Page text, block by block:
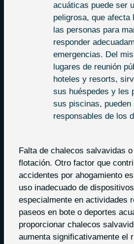
acuáticas puede ser
peligrosa, que afecta
las personas para
responder
emergencias. Del
lugares de reunión
hoteles y resorts,
sus huéspedes y les
sus piscinas, pueden
responsables de los
Falta de chalecos salvavidas
flotación. Otro factor que
accidentes por ahogamiento
uso inadecuado de
especialmente en actividades
paseos en bote o deportes
proporcionar chalecos
aumenta significativamente el